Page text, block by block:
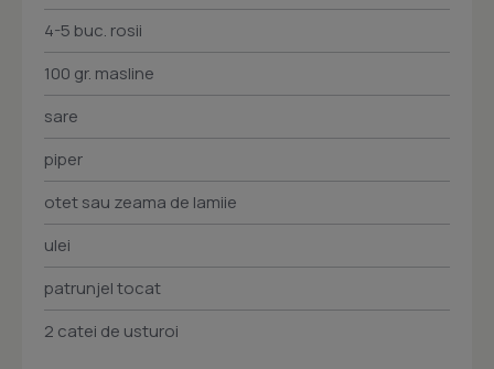
4-5 buc. rosii
100 gr. masline
sare
piper
otet sau zeama de lamiie
ulei
patrunjel tocat
2 catei de usturoi